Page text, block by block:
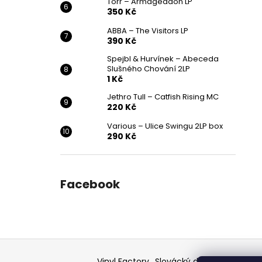
350 Kč
ABBA – The Visitors LP
390 Kč
Spejbl & Hurvínek – Abeceda
Slušného Chování 2LP
1 Kč
Jethro Tull – Catfish Rising MC
220 Kč
Various ‎– Ulice Swingu 2LP box
290 Kč
Facebook
Z